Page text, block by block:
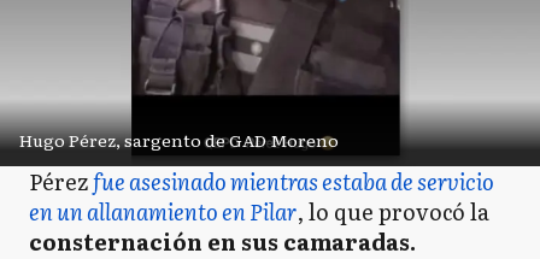
Hugo Pérez, sargento de GAD Moreno
Pérezfue asesinado mientras estaba de servicio
en un allanamiento en Pilar, lo que provocó la
consternación en sus camaradas.